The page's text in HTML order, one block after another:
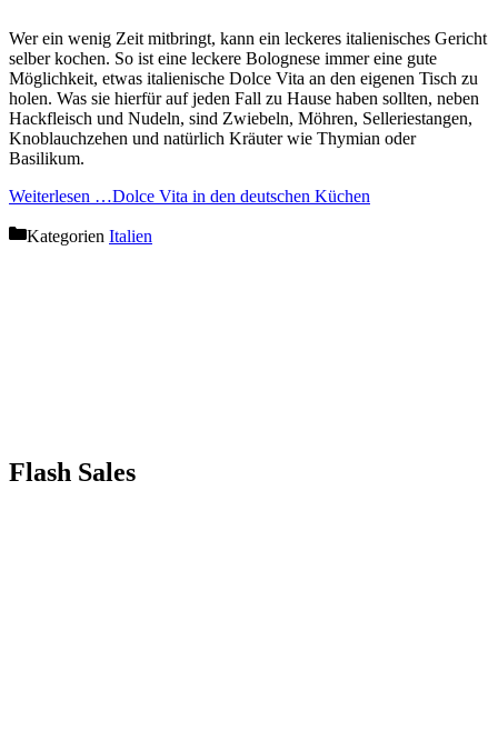
Wer ein wenig Zeit mitbringt, kann ein leckeres italienisches Gericht
selber kochen. So ist eine leckere Bolognese immer eine gute
Möglichkeit, etwas italienische Dolce Vita an den eigenen Tisch zu
holen. Was sie hierfür auf jeden Fall zu Hause haben sollten, neben
Hackfleisch und Nudeln, sind Zwiebeln, Möhren, Selleriestangen,
Knoblauchzehen und natürlich Kräuter wie Thymian oder
Basilikum.
Weiterlesen …Dolce Vita in den deutschen Küchen
Kategorien Italien
Flash Sales